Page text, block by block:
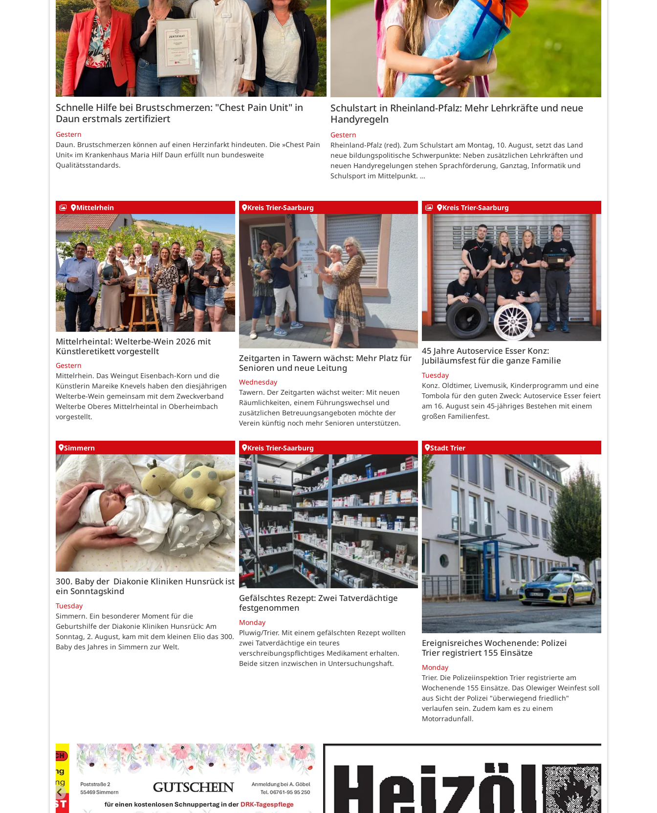
Schnelle Hilfe bei Brustschmerzen: "Chest Pain Unit" in
Daun erstmals zertifiziert
Gestern
Daun. Brustschmerzen können auf einen Herzinfarkt hindeuten. Die »Chest Pain
Unit« im Krankenhaus Maria Hilf Daun erfüllt nun bundesweite
Qualitätsstandards.
Schulstart in Rheinland-Pfalz: Mehr Lehrkräfte und neue
Handyregeln
Gestern
Rheinland-Pfalz (red). Zum Schulstart am Montag, 10. August, setzt das Land
neue bildungspolitische Schwerpunkte: Neben zusätzlichen Lehrkräften und
neuen Handyregelungen stehen Sprachförderung, Ganztag, Informatik und
Schulsport im Mittelpunkt. …
Mittelrhein
Mittelrheintal: Welterbe-Wein 2026 mit
Künstleretikett vorgestellt
Gestern
Mittelrhein. Das Weingut Eisenbach-Korn und die
Künstlerin Mareike Knevels haben den diesjährigen
Welterbe-Wein gemeinsam mit dem Zweckverband
Welterbe Oberes Mittelrheintal in Oberheimbach
vorgestellt.
Kreis Trier-Saarburg
Zeitgarten in Tawern wächst: Mehr Platz für
Senioren und neue Leitung
Wednesday
Tawern. Der Zeitgarten wächst weiter: Mit neuen
Räumlichkeiten, einem Führungswechsel und
zusätzlichen Betreuungsangeboten möchte der
Verein künftig noch mehr Senioren unterstützen.
Kreis Trier-Saarburg
45 Jahre Autoservice Esser Konz:
Jubiläumsfest für die ganze Familie
Tuesday
Konz. Oldtimer, Livemusik, Kinderprogramm und eine
Tombola für den guten Zweck: Autoservice Esser feiert
am 16. August sein 45-jähriges Bestehen mit einem
großen Familienfest.
Simmern
300. Baby der Diakonie Kliniken Hunsrück ist
ein Sonntagskind
Tuesday
Simmern. Ein besonderer Moment für die
Geburtshilfe der Diakonie Kliniken Hunsrück: Am
Sonntag, 2. August, kam mit dem kleinen Elio das 300.
Baby des Jahres in Simmern zur Welt.
Kreis Trier-Saarburg
Gefälschtes Rezept: Zwei Tatverdächtige
festgenommen
Monday
Pluwig/Trier. Mit einem gefälschten Rezept wollten
zwei Tatverdächtige ein teures
verschreibungspflichtiges Medikament erhalten.
Beide sitzen inzwischen in Untersuchungshaft.
Stadt Trier
Ereignisreiches Wochenende: Polizei
Trier registriert 155 Einsätze
Monday
Trier. Die Polizeiinspektion Trier registrierte am
Wochenende 155 Einsätze. Das Olewiger Weinfest soll
aus Sicht der Polizei "überwiegend friedlich"
verlaufen sein. Zudem kam es zu einem
Motorradunfall.